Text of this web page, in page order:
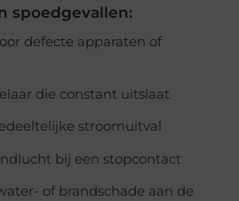
spoedgevallen:
defecte apparaten of
die constant uitslaat
stroomuitval
bij een stopcontact
of brandschade aan de